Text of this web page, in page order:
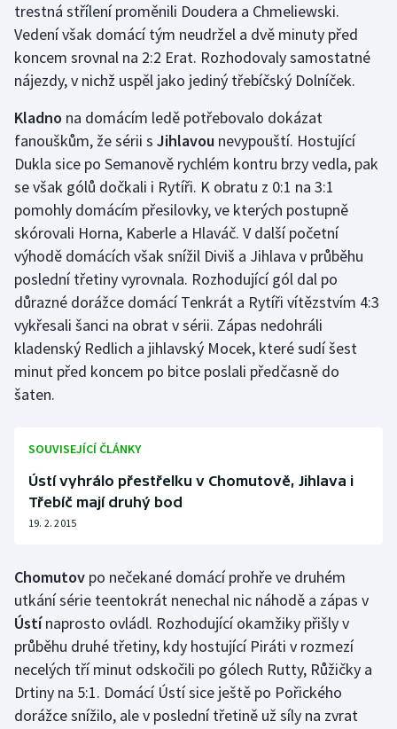
Házená
Jezdectví
Krasobruslení
Lezení
Lyže a snowboard
Moderní pětiboj
Motorsport
Olympijské hry
Parasport
Plavání
Plážový volejbal
Ragby
Rychlobruslení
Rychlostní kanoistika
Short track
Sportovní střelba
trestná střílení proměnili Doudera a Chmeliewski.
Vedení však domácí tým neudržel a dvě minuty před
koncem srovnal na 2:2 Erat. Rozhodovaly samostatné
nájezdy, v nichž uspěl jako jediný třebíčský Dolníček.
Kladno na domácím ledě potřebovalo dokázat
fanouškům, že sérii s Jihlavou nevypouští. Hostující
Dukla sice po Semanově rychlém kontru brzy vedla, pak
se však gólů dočkali i Rytíři. K obratu z 0:1 na 3:1
pomohly domácím přesilovky, ve kterých postupně
skórovali Horna, Kaberle a Hlaváč. V další početní
výhodě domácích však snížil Diviš a Jihlava v průběhu
poslední třetiny vyrovnala. Rozhodující gól dal po
důrazné dorážce domácí Tenkrát a Rytíři vítězstvím 4:3
vykřesali šanci na obrat v sérii. Zápas nedohráli
kladenský Redlich a jihlavský Mocek, které sudí šest
minut před koncem po bitce poslali předčasně do
šaten.
SOUVISEJÍCÍ ČLÁNKY
Ústí vyhrálo přestřelku v Chomutově, Jihlava i
Třebíč mají druhý bod
19. 2. 2015
Chomutov po nečekané domácí prohře ve druhém
utkání série teentokrát nenechal nic náhodě a zápas v
Ústínaprosto ovládl. Rozhodující okamžiky přišly v
průběhu druhé třetiny, kdy hostující Piráti v rozmezí
necelých tří minut odskočili po gólech Rutty, Růžičky a
Drtiny na 5:1. Domácí Ústí sice ještě po Pořického
dorážce snížilo, ale v poslední třetině už síly na zvrat